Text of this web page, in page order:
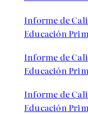
Informe de
Educación
Informe de
Educación
Informe de
Educación